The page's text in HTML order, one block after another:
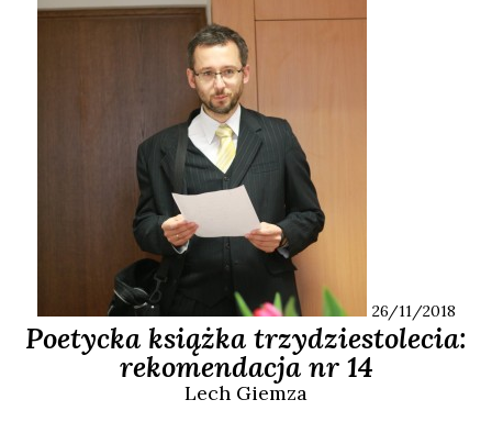
26/11/2018
Poetycka książka trzydziestolecia:
rekomendacja nr 14
Lech Giemza